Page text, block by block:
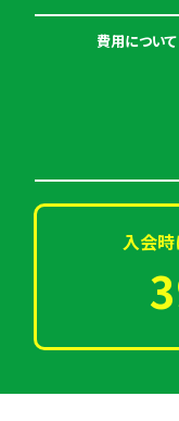
費用について
入会